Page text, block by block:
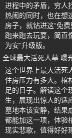
进程中的矛盾，穷人
热闹的同时，也在想
房子，就钻进这“免
跑来跑去玩耍，简直
为安”升级版。
全球最大活死人墓 曝
这个世界上最大活死
住房压力有多大。棺
足的日子。解读这个
生，展现出惊人的适
墓地本该安静，结果
都能加这一项，体验
现实悲歌，值得好好